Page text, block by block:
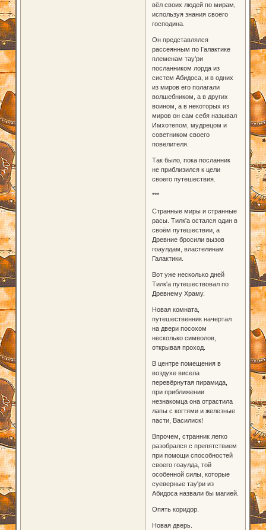
вёл своих людей по мирам,
используя знания своего
господина.
Он представлялся
рассеянным по Галактике
племенам тау'ри
посланником лорда из
систем Абидоса, и в одних
из миров его полагали
волшебником, а в других
воином, а в некоторых из
миров он сам себя называл
Имхотепом, мудрецом и
советником своего
повелителя.
Так было, пока посланник
не приблизился к цели
своего путешествия.
***
Странные миры и странные
расы. Тилк'а остался один в
своём путешествии, а
Древние бросили вызов
гоаулдам, властелинам
Галактики.
Вот уже несколько дней
Тилк'а путешествовал по
Древнему Храму.
Новая комната,
путешественник начертал
на двери посохом
несколько символов,
открывая проход.
В центре помещения в
воздухе висела
перевёрнутая пирамида,
при приближении
незнакомца она отрастила
лапы с когтями и железные
пасти, Василиск!
Впрочем, странник легко
разобрался с препятствием
при помощи способностей
своего гоаулда, той
особенной силы, которые
суеверные тау'ри из
Абидоса назвали бы магией.
Опять коридор.
Новая дверь.